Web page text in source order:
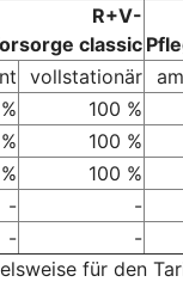
R+V-
classic
vollstationär
100 %
100 %
100 %
- -
- -
für den